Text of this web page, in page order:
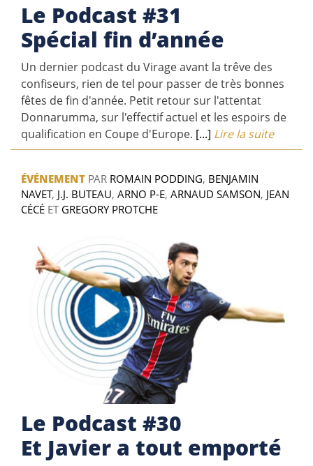
Le Podcast #31
Spécial fin d’année
Un dernier podcast du Virage avant la trêve des
confiseurs, rien de tel pour passer de très bonnes
fêtes de fin d'année. Petit retour sur l'attentat
Donnarumma, sur l'effectif actuel et les espoirs de
qualification en Coupe d'Europe. [...] Lire la suite
ÉVÉNEMENT PAR ROMAIN PODDING, BENJAMIN
NAVET, J.J. BUTEAU, ARNO P-E, ARNAUD SAMSON, JEAN
CÉCÉ ET GREGORY PROTCHE
Le Podcast #30
Et Javier a tout emporté